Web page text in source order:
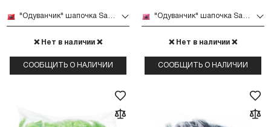
"Одуванчик" шапочка SanGig 100шт (Красный)
❌ Нет в наличии ❌
СООБЩИТЬ О НАЛИЧИИ
"Одуванчик" шапочка SanGig 100шт (Розовый)
❌ Нет в наличии ❌
СООБЩИТЬ О НАЛИЧИИ